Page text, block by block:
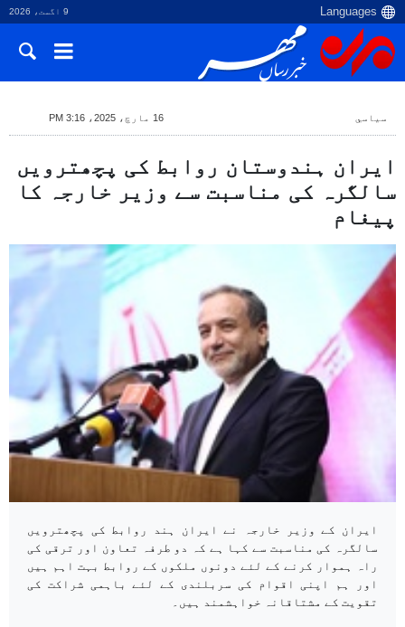
9 اگست، 2026
سياسي 16 مارچ، 2025، 3:16 PM
ایران ہندوستان روابط کی پچھترویں
سالگرہ کی مناسبت سے وزیر خارجہ کا
پیغام
ایران کے وزیر خارجہ نے ایران ہند روابط کی پچھترویں
سالگرہ کی مناسبت سے کہا ہے کہ دو طرفہ تعاون اور ترقی کی
راہ ہموار کرنے کے لئے دونوں ملکوں کے روابط بہت اہم ہیں
اور ہم اپنی اقوام کی سربلندی کے لئے باہمی شراکت کی
تقویت کے مشتاقانہ خواہشمند ہيں۔